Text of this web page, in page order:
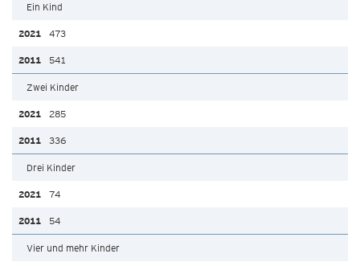
Ein Kind
473
541
Zwei Kinder
285
336
Drei Kinder
74
54
Vier und mehr Kinder